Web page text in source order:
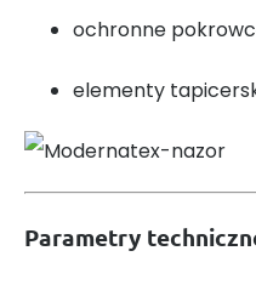
ochronne
elementy
Parametry